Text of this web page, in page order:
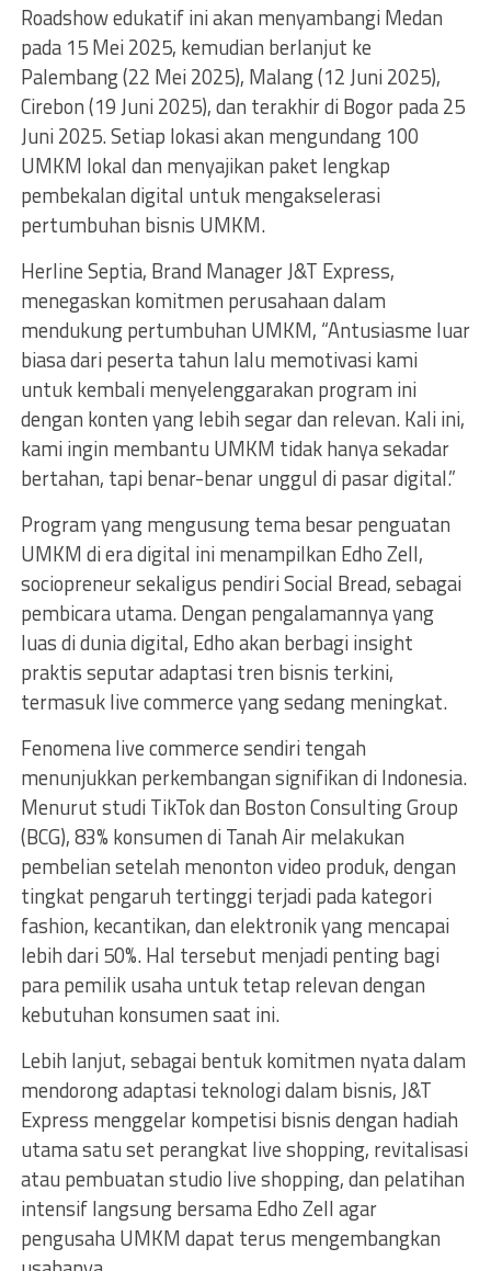
Roadshow edukatif ini akan menyambangi Medan
pada 15 Mei 2025, kemudian berlanjut ke
Palembang (22 Mei 2025), Malang (12 Juni 2025),
Cirebon (19 Juni 2025), dan terakhir di Bogor pada 25
Juni 2025. Setiap lokasi akan mengundang 100
UMKM lokal dan menyajikan paket lengkap
pembekalan digital untuk mengakselerasi
pertumbuhan bisnis UMKM.
Herline Septia, Brand Manager J&T Express,
menegaskan komitmen perusahaan dalam
mendukung pertumbuhan UMKM, “Antusiasme luar
biasa dari peserta tahun lalu memotivasi kami
untuk kembali menyelenggarakan program ini
dengan konten yang lebih segar dan relevan. Kali ini,
kami ingin membantu UMKM tidak hanya sekadar
bertahan, tapi benar-benar unggul di pasar digital.”
Program yang mengusung tema besar penguatan
UMKM di era digital ini menampilkan Edho Zell,
sociopreneur sekaligus pendiri Social Bread, sebagai
pembicara utama. Dengan pengalamannya yang
luas di dunia digital, Edho akan berbagi insight
praktis seputar adaptasi tren bisnis terkini,
termasuk live commerce yang sedang meningkat.
Fenomena live commerce sendiri tengah
menunjukkan perkembangan signifikan di Indonesia.
Menurut studi TikTok dan Boston Consulting Group
(BCG), 83% konsumen di Tanah Air melakukan
pembelian setelah menonton video produk, dengan
tingkat pengaruh tertinggi terjadi pada kategori
fashion, kecantikan, dan elektronik yang mencapai
lebih dari 50%. Hal tersebut menjadi penting bagi
para pemilik usaha untuk tetap relevan dengan
kebutuhan konsumen saat ini.
Lebih lanjut, sebagai bentuk komitmen nyata dalam
mendorong adaptasi teknologi dalam bisnis, J&T
Express menggelar kompetisi bisnis dengan hadiah
utama satu set perangkat live shopping, revitalisasi
atau pembuatan studio live shopping, dan pelatihan
intensif langsung bersama Edho Zell agar
pengusaha UMKM dapat terus mengembangkan